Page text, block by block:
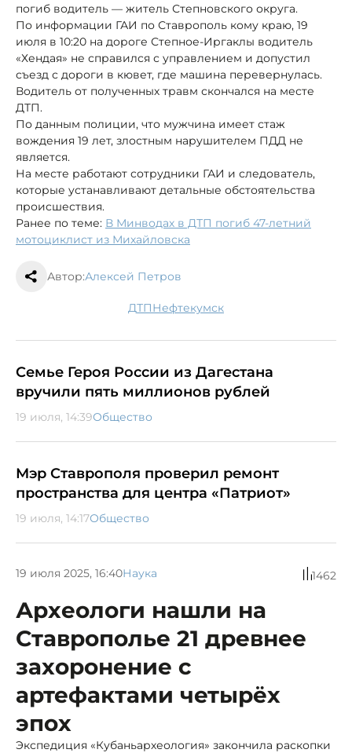
погиб водитель — житель Степновского округа.
По информации ГАИ по Ставрополь кому краю, 19
июля в 10:20 на дороге Степное-Иргаклы водитель
«Хендая» не справился с управлением и допустил
съезд с дороги в кювет, где машина перевернулась.
Водитель от полученных травм скончался на месте
ДТП.
По данным полиции, что мужчина имеет стаж
вождения 19 лет, злостным нарушителем ПДД не
является.
На месте работают сотрудники ГАИ и следователь,
которые устанавливают детальные обстоятельства
происшествия.
Ранее по теме: В Минводах в ДТП погиб 47-летний
мотоциклист из Михайловска
Автор:Алексей Петров
ДТП Нефтекумск
Семье Героя России из Дагестана
вручили пять миллионов рублей
19 июля, 14:39Общество
Мэр Ставрополя проверил ремонт
пространства для центра «Патриот»
19 июля, 14:17Общество
19 июля 2025, 16:40Наука 1462
Археологи нашли на
Ставрополье 21 древнее
захоронение с
артефактами четырёх
эпох
Экспедиция «Кубаньархеология» закончила раскопки